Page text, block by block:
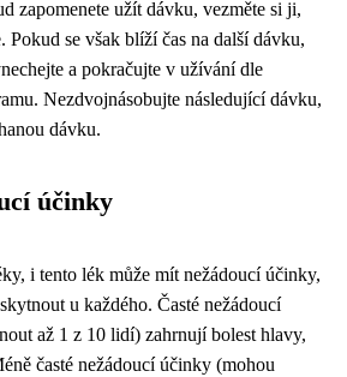
zapomenete užít dávku, vezměte si ji,
Pokud se však blíží čas na další dávku,
a pokračujte v užívání dle
Nezdvojnásobujte následující dávku,
dávku.
účinky
i tento lék může mít nežádoucí účinky,
u každého. Časté nežádoucí
až 1 z 10 lidí) zahrnují bolest hlavy,
časté nežádoucí účinky (mohou